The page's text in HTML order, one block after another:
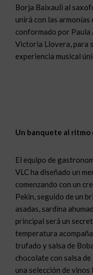
Borja Baixauli al
unirá con las armonías
conformado por Paula
Victoria Llovera, para
experiencia musical
Un banquete al ritmo
El equipo de
VLC ha diseñado un
comenzando con un
Pekin, seguido de un
asadas, sardina
principal será un
temperatura
trufado y salsa de
chocolate con salsa
una selección de vinos